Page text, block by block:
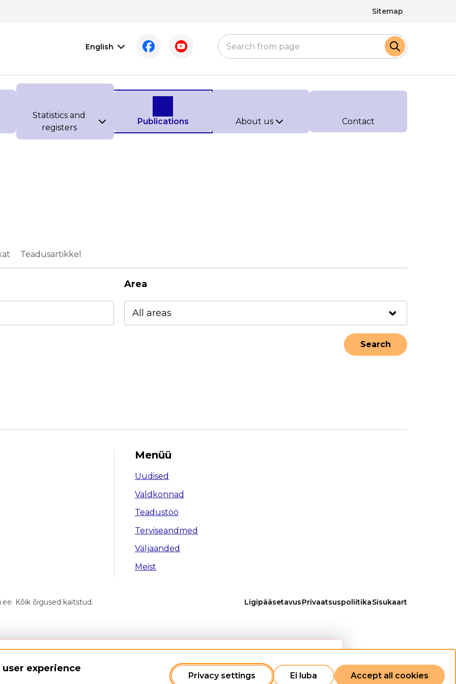
Sitemap
English
Statistics and
registers
Publications About us Contact
element is not allowed.
Close
Teadusartikkel
Area
Menüü
Uudised
Valdkonnad
Teadustöö
Terviseandmed
Väljaanded
Meist
Kõik õigused kaitstud. LigipääsetavusPrivaatsuspoliitikaSisukaart
experience
Privacy settings Ei luba Accept all cookies